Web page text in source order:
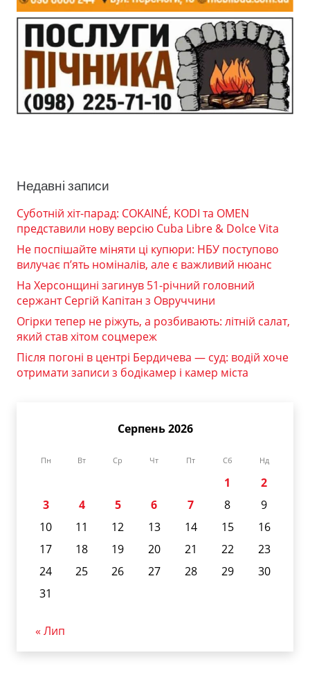
Недавні записи
Суботній хіт-парад: COKAINÉ, KODI та OMEN
представили нову версію Cuba Libre & Dolce Vita
Не поспішайте міняти ці купюри: НБУ поступово
вилучає п’ять номіналів, але є важливий нюанс
На Херсонщині загинув 51-річний головний
сержант Сергій Капітан з Овруччини
Огірки тепер не ріжуть, а розбивають: літній салат,
який став хітом соцмереж
Після погоні в центрі Бердичева — суд: водій хоче
отримати записи з бодікамер і камер міста
Серпень 2026
Пн Вт Ср Чт Пт Сб Нд
1
2
3
4 5 6 7 8
9
10
11 12 13 14 15
16
17
18 19 20 21 22
23
24
25 26 27 28 29
30
31
« Лип